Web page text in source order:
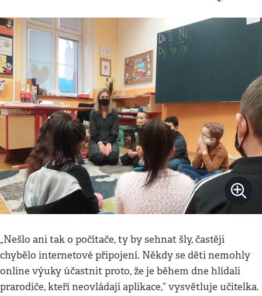
„Nešlo ani tak o počítače, ty by sehnat šly, častěji
chybělo internetové připojení. Někdy se děti nemohly
online výuky účastnit proto, že je během dne hlídali
prarodiče, kteří neovládají aplikace,“ vysvětluje učitelka.